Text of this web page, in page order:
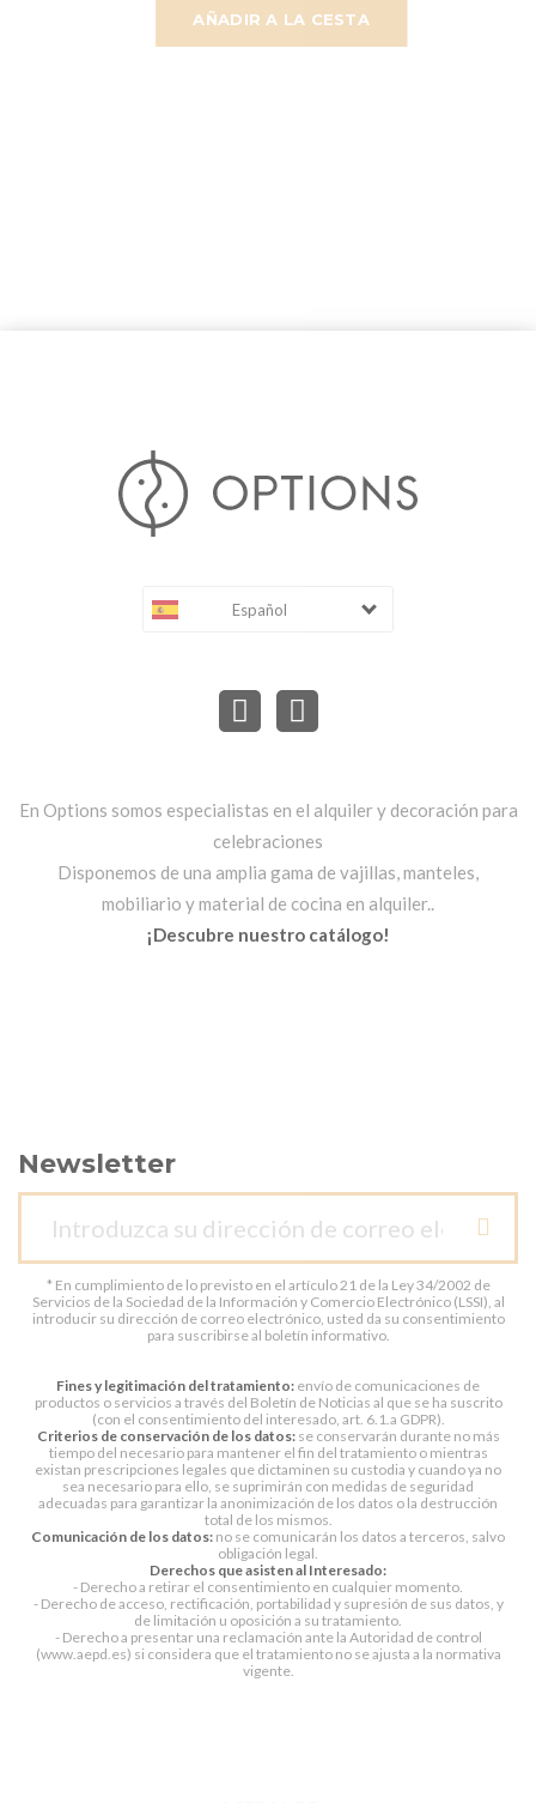
AÑADIR A LA CESTA
Español
En Options somos especialistas en el alquiler y decoración para
celebraciones
Disponemos de una amplia gama de vajillas, manteles,
mobiliario y material de cocina en alquiler..
¡Descubre nuestro catálogo!
Newsletter
* En cumplimiento de lo previsto en el artículo 21 de la Ley 34/2002 de
Servicios de la Sociedad de la Información y Comercio Electrónico (LSSI), al
introducir su dirección de correo electrónico, usted da su consentimiento
para suscribirse al boletín informativo.
Fines y legitimación del tratamiento: envío de comunicaciones de
productos o servicios a través del Boletín de Noticias al que se ha suscrito
(con el consentimiento del interesado, art. 6.1.a GDPR).
Criterios de conservación de los datos:se conservarán durante no más
tiempo del necesario para mantener el fin del tratamiento o mientras
existan prescripciones legales que dictaminen su custodia y cuando ya no
sea necesario para ello, se suprimirán con medidas de seguridad
adecuadas para garantizar la anonimización de los datos o la destrucción
total de los mismos.
Comunicación de los datos: no se comunicarán los datos a terceros, salvo
obligación legal.
Derechos que asisten al Interesado:
- Derecho a retirar el consentimiento en cualquier momento.
- Derecho de acceso, rectificación, portabilidad y supresión de sus datos, y
de limitación u oposición a su tratamiento.
- Derecho a presentar una reclamación ante la Autoridad de control
(www.aepd.es) si considera que el tratamiento no se ajusta a la normativa
vigente.